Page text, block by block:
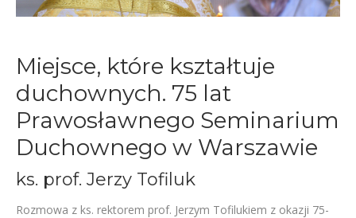
Miejsce, które kształtuje
duchownych. 75 lat
Prawosławnego Seminarium
Duchownego w Warszawie
ks. prof. Jerzy Tofiluk
Rozmowa z ks. rektorem prof. Jerzym Tofilukiem z okazji 75-